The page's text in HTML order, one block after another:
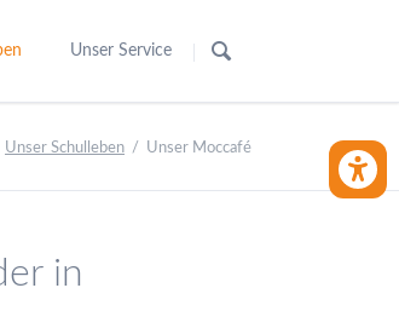
überspringen
Unser Service
Vertretungsplan
Kontakt
Unser Schulleben Unser Moccafé
in